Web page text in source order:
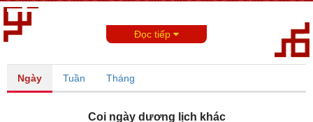
Đọc tiếp
Ngày Tuần Tháng
Coi ngày dương lịch khác